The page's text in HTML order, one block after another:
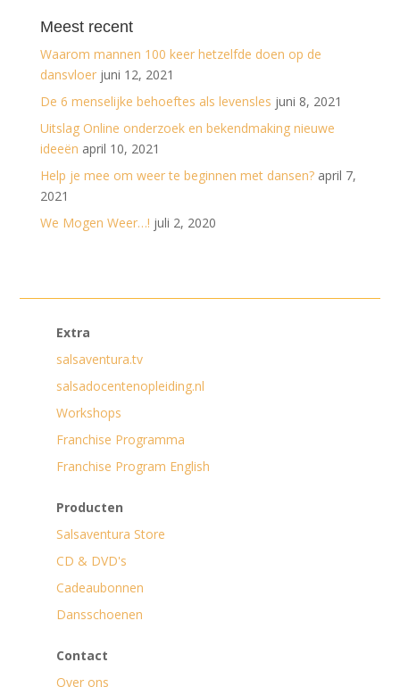
Meest recent
Waarom mannen 100 keer hetzelfde doen op de
dansvloer juni 12, 2021
De 6 menselijke behoeftes als levensles juni 8, 2021
Uitslag Online onderzoek en bekendmaking nieuwe
ideeën april 10, 2021
Help je mee om weer te beginnen met dansen? april 7,
2021
We Mogen Weer…! juli 2, 2020
Extra
salsaventura.tv
salsadocentenopleiding.nl
Workshops
Franchise Programma
Franchise Program English
Producten
Salsaventura Store
CD & DVD's
Cadeaubonnen
Dansschoenen
Contact
Over ons